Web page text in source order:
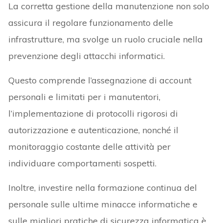
La corretta gestione della manutenzione non solo
assicura il regolare funzionamento delle
infrastrutture, ma svolge un ruolo cruciale nella
prevenzione degli attacchi informatici.
Questo comprende l’assegnazione di account
personali e limitati per i manutentori,
l’implementazione di protocolli rigorosi di
autorizzazione e autenticazione, nonché il
monitoraggio costante delle attività per
individuare comportamenti sospetti.
Inoltre, investire nella formazione continua del
personale sulle ultime minacce informatiche e